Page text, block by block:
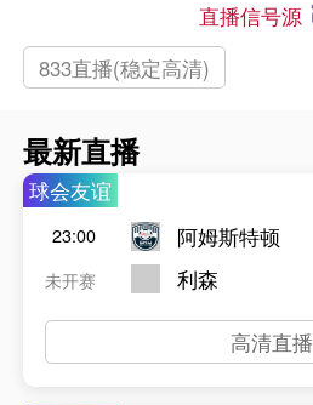
直播信号源
833直播(稳定高清)
最新直播
球会友谊
23:00
未开赛
阿姆斯特顿
利森
高清直播